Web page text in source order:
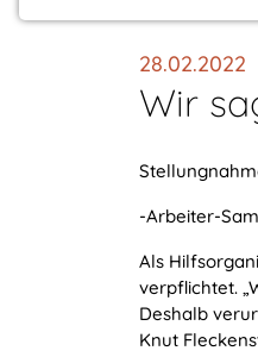
28.02.2022
Wir
-Arbeiter-
Als
verpflichtet.
Deshalb
Knut
Funktionen und sind
der Website
cookie_consent
Zweck:
Dieser Cookie
ausgewählten
Optionen des